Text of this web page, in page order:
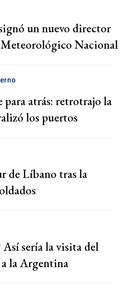
un nuevo director
Nacional
atrás: retrotrajo la
los puertos
de Líbano tras la
sería la visita del
la Argentina